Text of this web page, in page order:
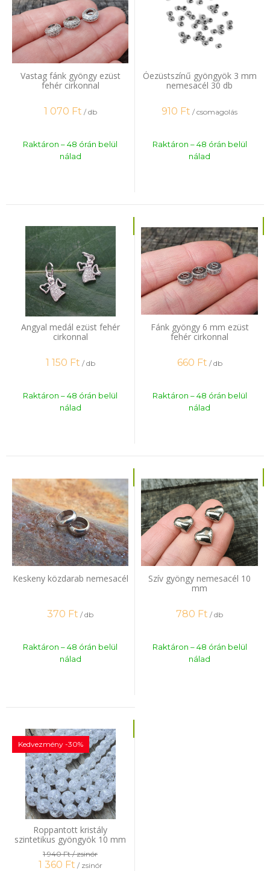
Vastag fánk gyöngy ezüst
fehér cirkonnal
1 070 Ft / db
Raktáron – 48 órán belül
nálad
Óezüstszínű gyöngyök 3 mm
nemesacél 30 db
910 Ft / csomagolás
Raktáron – 48 órán belül
nálad
Angyal medál ezüst fehér
cirkonnal
1 150 Ft / db
Raktáron – 48 órán belül
nálad
Fánk gyöngy 6 mm ezüst
fehér cirkonnal
660 Ft / db
Raktáron – 48 órán belül
nálad
Keskeny közdarab nemesacél
370 Ft / db
Raktáron – 48 órán belül
nálad
Szív gyöngy nemesacél 10
mm
780 Ft / db
Raktáron – 48 órán belül
nálad
Roppantott kristály
szintetikus gyöngyök 10 mm
zsinór
Kedvezmény -30%
1 940 Ft/ zsinór
1 360 Ft / zsinór